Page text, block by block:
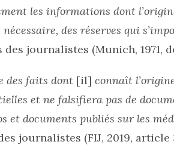
les informations dont
des réserves qui
journalistes (Munich, 1971,
des faits dont [il] connaît
et ne falsifiera pas de
et documents publiés sur les
journalistes (FIJ, 2019, article